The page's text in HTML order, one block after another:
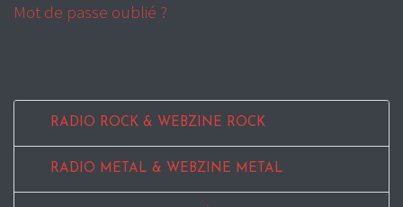
Mot de passe oublié ?
RADIO ROCK & WEBZINE ROCK
RADIO METAL & WEBZINE METAL